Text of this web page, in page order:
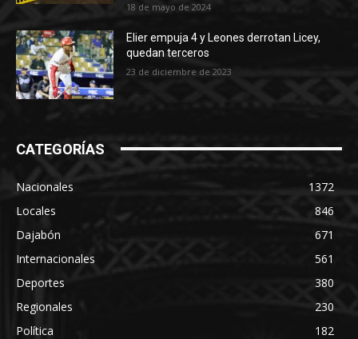
18 de mayo de 2024
Elier empuja 4 y Leones derrotan Licey,
quedan terceros
23 de diciembre de 2023
CATEGORÍAS
Nacionales
1372
Locales
846
Dajabón
671
Internacionales
561
Deportes
380
Regionales
230
Política
182